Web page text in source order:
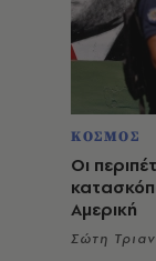
ΚΟΣΜΟΣ
Οι
Αμερική
Σώτη